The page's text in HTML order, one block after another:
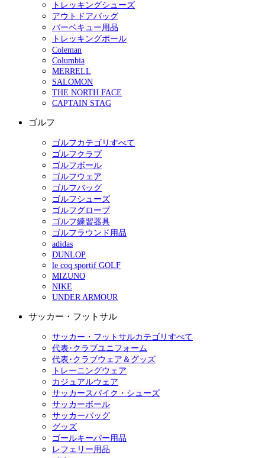
トレッキングシューズ
アウトドアバッグ
バーベキュー用品
トレッキングポール
Coleman
Columbia
MERRELL
SALOMON
THE NORTH FACE
CAPTAIN STAG
ゴルフ
ゴルフカテゴリすべて
ゴルフクラブ
ゴルフボール
ゴルフウェア
ゴルフバッグ
ゴルフシューズ
ゴルフグローブ
ゴルフ練習器具
ゴルフラウンド用品
adidas
DUNLOP
le coq sportif GOLF
MIZUNO
NIKE
UNDER ARMOUR
サッカー・フットサル
サッカー・フットサルカテゴリすべて
代表･クラブユニフォーム
代表･クラブウェア＆グッズ
トレーニングウェア
カジュアルウェア
サッカースパイク・シューズ
サッカーボール
サッカーバッグ
グッズ
ゴールキーパー用品
レフェリー用品